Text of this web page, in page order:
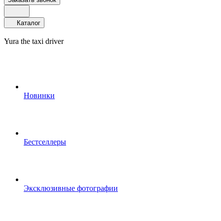
Каталог
Yura the taxi driver
Новинки
Бестселлеры
Эксклюзивные фотографии